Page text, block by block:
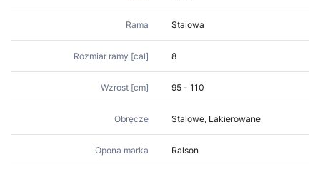
Rama Stalowa
Rozmiar ramy [cal] 8
Wzrost [cm] 95 - 110
Obręcze Stalowe, Lakierowane
Opona marka Ralson